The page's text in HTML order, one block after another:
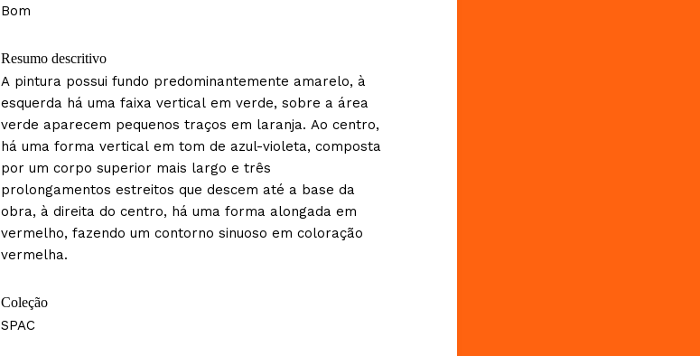
Bom
Resumo descritivo
A pintura possui fundo predominantemente amarelo, à
esquerda há uma faixa vertical em verde, sobre a área
verde aparecem pequenos traços em laranja. Ao centro,
há uma forma vertical em tom de azul-violeta, composta
por um corpo superior mais largo e três
prolongamentos estreitos que descem até a base da
obra, à direita do centro, há uma forma alongada em
vermelho, fazendo um contorno sinuoso em coloração
vermelha.
Coleção
SPAC